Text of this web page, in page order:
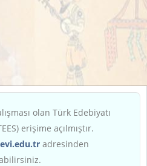
olan Türk Edebiyatı
erişime açılmıştır.
adresinden